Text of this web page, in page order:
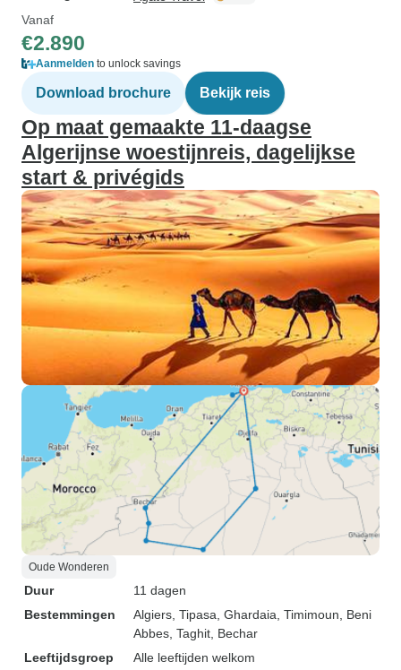
Vanaf
€2.890
Aanmelden to unlock savings
Download brochure Bekijk reis
Op maat gemaakte 11-daagse
Algerijnse woestijnreis, dagelijkse
start & privégids
Oude Wonderen
Duur
11 dagen
Bestemmingen
Algiers , Tipasa , Ghardaia , Timimoun , Beni
Abbes , Taghit , Bechar
Leeftijdsgroep
Alle leeftijden welkom